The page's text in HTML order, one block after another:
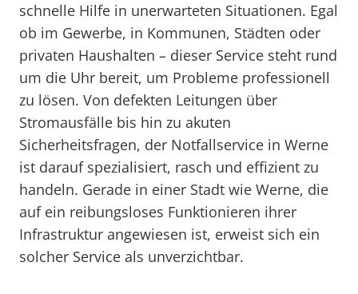
schnelle Hilfe in unerwarteten Situationen. Egal
ob im Gewerbe, in Kommunen, Städten oder
privaten Haushalten – dieser Service steht rund
um die Uhr bereit, um Probleme professionell
zu lösen. Von defekten Leitungen über
Stromausfälle bis hin zu akuten
Sicherheitsfragen, der Notfallservice in Werne
ist darauf spezialisiert, rasch und effizient zu
handeln. Gerade in einer Stadt wie Werne, die
auf ein reibungsloses Funktionieren ihrer
Infrastruktur angewiesen ist, erweist sich ein
solcher Service als unverzichtbar.